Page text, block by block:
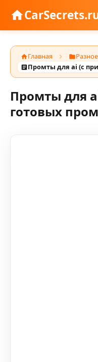
Главная
Разное
Промты для
готовых